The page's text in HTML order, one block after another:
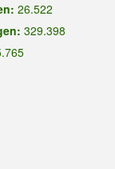
26.522
329.398